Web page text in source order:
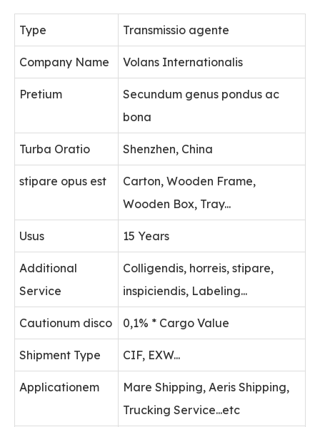
Type Transmissio agente
Company Name Volans Internationalis
Pretium
Secundum genus pondus ac
bona
Turba Oratio Shenzhen, China
stipare opus est
Carton, Wooden Frame,
Wooden Box, Tray...
Usus 15 Years
Additional
Service
Colligendis, horreis, stipare,
inspiciendis, Labeling...
Cautionum disco 0,1% * Cargo Value
Shipment Type CIF, EXW...
Applicationem
Mare Shipping, Aeris Shipping,
Trucking Service...etc